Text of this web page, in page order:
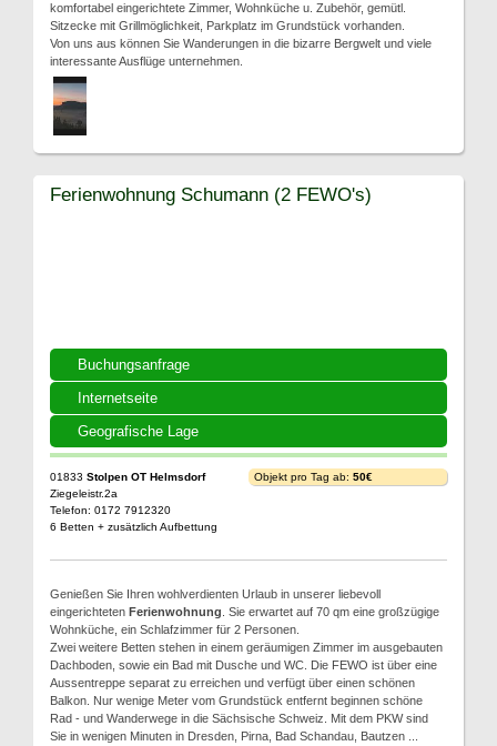
komfortabel eingerichtete Zimmer, Wohnküche u. Zubehör, gemütl.
Sitzecke mit Grillmöglichkeit, Parkplatz im Grundstück vorhanden.
Von uns aus können Sie Wanderungen in die bizarre Bergwelt und viele
interessante Ausflüge unternehmen.
Buchungsanfrage
Internetseite
Geografische Lage
Ferienwohnung Schumann (2 FEWO's)
01833 Stolpen OT Helmsdorf
Ziegeleistr.2a
Telefon: 0172 7912320
6 Betten + zusätzlich Aufbettung
Objekt pro Tag ab: 50€
Genießen Sie Ihren wohlverdienten Urlaub in unserer liebevoll
eingerichteten Ferienwohnung . Sie erwartet auf 70 qm eine großzügige
Wohnküche, ein Schlafzimmer für 2 Personen.
Zwei weitere Betten stehen in einem geräumigen Zimmer im ausgebauten
Dachboden, sowie ein Bad mit Dusche und WC. Die FEWO ist über eine
Aussentreppe separat zu erreichen und verfügt über einen schönen
Balkon. Nur wenige Meter vom Grundstück entfernt beginnen schöne
Rad - und Wanderwege in die Sächsische Schweiz. Mit dem PKW sind
Sie in wenigen Minuten in Dresden, Pirna, Bad Schandau, Bautzen ...